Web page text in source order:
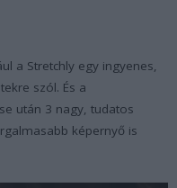
a Stretchly egy ingyenes,
szól. És a
után 3 nagy, tudatos
képernyő is